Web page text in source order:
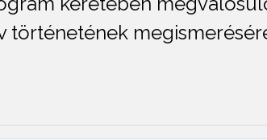
történetének